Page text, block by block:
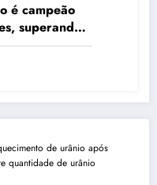
é campeão
superando
de urânio após
quantidade de urânio